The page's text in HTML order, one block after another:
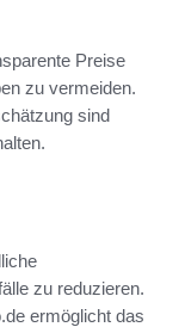
Preise
zu vermeiden.
sind
zu reduzieren.
ermöglicht das